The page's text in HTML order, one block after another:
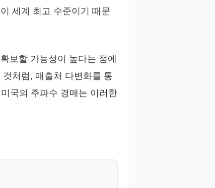
세계 최고 수준이기 때문
보할 가능성이 높다는 점에
처럼, 매출처 다변화를 통
국의 주파수 경매는 이러한